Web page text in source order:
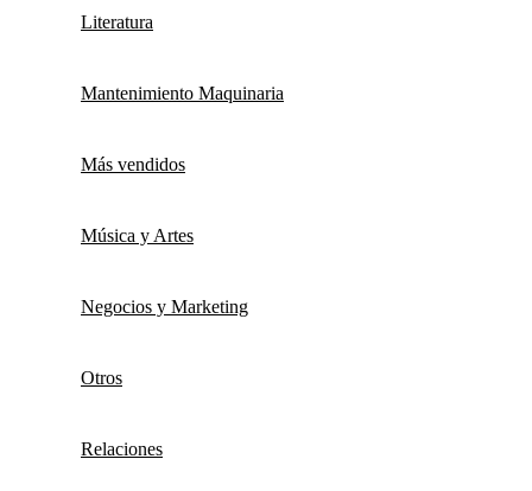
Literatura
Mantenimiento Maquinaria
Más vendidos
Música y Artes
Negocios y Marketing
Otros
Relaciones